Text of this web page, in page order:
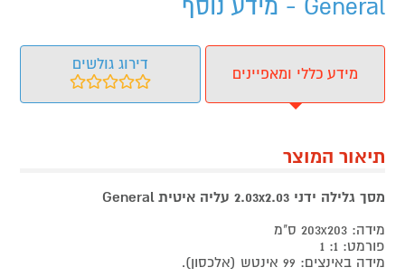
General - מידע נוסף
מידע כללי ומאפיינים
דירוג גולשים
תיאור המוצר
מסך גלילה ידני 2.03x2.03 עליה איטית General
מידה: 203x203 ס"מ
פורמט: 1: 1
מידה באינצים: 99 אינטש (אלכסון).